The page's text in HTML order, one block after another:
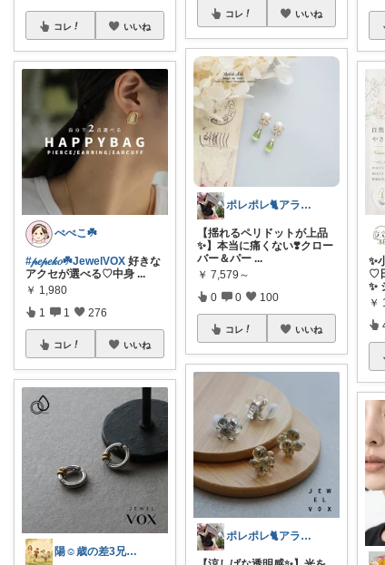
コレ いいね
ぺぺこ☘️
#𝓅𝑒𝓅𝑒𝓀𝑜☘️JewelVOX 好きな
アクセが選べる♡中身 ...
￥ 1,980
1 1 276
コレ いいね
陽☺︎歳の差3兄弟子育て
コレ いいね
ポレポレ🐈アラフィフの可愛い図鑑
【揺れるペリドットが上品
✨】本当に痛くない❣️クロー
バー＆パー ...
￥ 7,579～
0 0 100
コレ いいね
ポレポレ🐈アラフィフの可愛い図鑑
✨
♡
✨
￥